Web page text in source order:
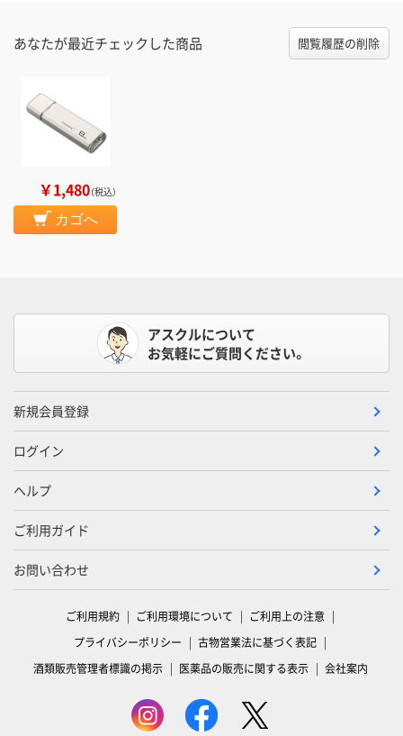
あなたが最近チェックした商品 閲覧履歴の削除
￥1,480（税込）
カゴへ
アスクルについて
お気軽にご質問ください。
新規会員登録
ログイン
ヘルプ
ご利用ガイド
お問い合わせ
ご利用規約 ご利用環境について
ご利用上の注意
プライバシーポリシー
古物営業法に基づく表記
酒類販売管理者標識の掲示
医薬品の販売に関する表示 会社案内